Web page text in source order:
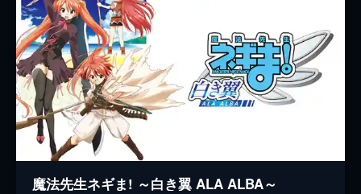
魔法先生ネギま! ～白き翼 ALA ALBA～